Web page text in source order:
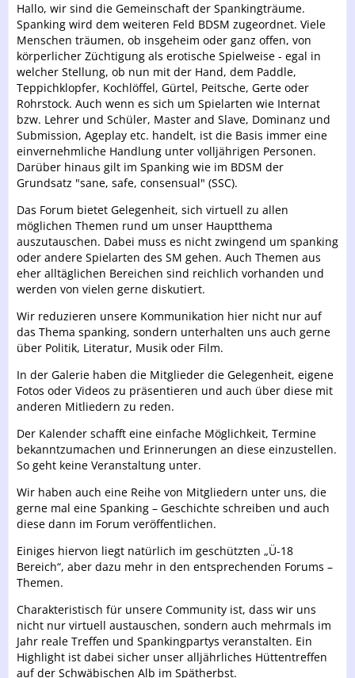
Hallo, wir sind die Gemeinschaft der Spankingträume.
Spanking wird dem weiteren Feld BDSM zugeordnet. Viele
Menschen träumen, ob insgeheim oder ganz offen, von
körperlicher Züchtigung als erotische Spielweise - egal in
welcher Stellung, ob nun mit der Hand, dem Paddle,
Teppichklopfer, Kochlöffel, Gürtel, Peitsche, Gerte oder
Rohrstock. Auch wenn es sich um Spielarten wie Internat
bzw. Lehrer und Schüler, Master and Slave, Dominanz und
Submission, Ageplay etc. handelt, ist die Basis immer eine
einvernehmliche Handlung unter volljährigen Personen.
Darüber hinaus gilt im Spanking wie im BDSM der
Grundsatz "sane, safe, consensual" (SSC).
Das Forum bietet Gelegenheit, sich virtuell zu allen
möglichen Themen rund um unser Hauptthema
auszutauschen. Dabei muss es nicht zwingend um spanking
oder andere Spielarten des SM gehen. Auch Themen aus
eher alltäglichen Bereichen sind reichlich vorhanden und
werden von vielen gerne diskutiert.
Wir reduzieren unsere Kommunikation hier nicht nur auf
das Thema spanking, sondern unterhalten uns auch gerne
über Politik, Literatur, Musik oder Film.
In der Galerie haben die Mitglieder die Gelegenheit, eigene
Fotos oder Videos zu präsentieren und auch über diese mit
anderen Mitliedern zu reden.
Der Kalender schafft eine einfache Möglichkeit, Termine
bekanntzumachen und Erinnerungen an diese einzustellen.
So geht keine Veranstaltung unter.
Wir haben auch eine Reihe von Mitgliedern unter uns, die
gerne mal eine Spanking – Geschichte schreiben und auch
diese dann im Forum veröffentlichen.
Einiges hiervon liegt natürlich im geschützten „Ü-18
Bereich“, aber dazu mehr in den entsprechenden Forums –
Themen.
Charakteristisch für unsere Community ist, dass wir uns
nicht nur virtuell austauschen, sondern auch mehrmals im
Jahr reale Treffen und Spankingpartys veranstalten. Ein
Highlight ist dabei sicher unser alljährliches Hüttentreffen
auf der Schwäbischen Alb im Spätherbst.